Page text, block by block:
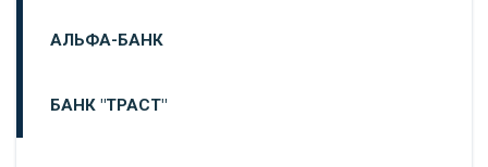
АЛЬФА-БАНК
БАНК "ТРАСТ"